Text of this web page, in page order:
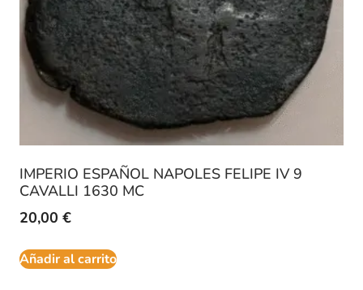
IMPERIO ESPAÑOL NAPOLES FELIPE IV 9
CAVALLI 1630 MC
20,00 €
Añadir al carrito